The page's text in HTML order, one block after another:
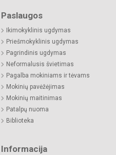
Paslaugos
Ikimokyklinis ugdymas
Priešmokyklinis ugdymas
Pagrindinis ugdymas
Neformalusis švietimas
Pagalba mokiniams ir tėvams
Mokinių pavėžėjimas
Mokinių maitinimas
Patalpų nuoma
Biblioteka
Informacija